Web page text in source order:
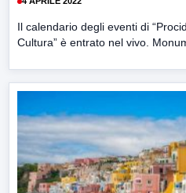
Il calendario degli eventi di
Cultura” è entrato nel vivo.